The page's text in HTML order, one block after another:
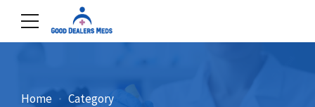
Home Category